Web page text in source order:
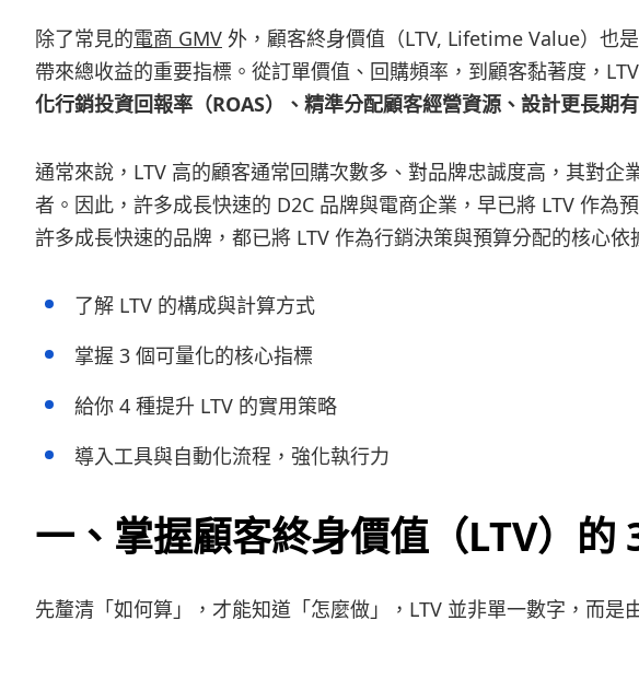
除了常見的電商 GMV 外，顧客終身價值（LTV, Lifetime Value）也
帶來總收益的重要指標。從訂單價值、回購頻率，到顧客黏著度，
化行銷投資回報率（ROAS）、精準分配顧客經營資源、設計更長期
通常來說，LTV 高的顧客通常回購次數多、對品牌忠誠度高，其對企
者。因此，許多成長快速的 D2C 品牌與電商企業，早已將 LTV 作為
許多成長快速的品牌，都已將 LTV 作為行銷決策與預算分配的核心依
了解 LTV 的構成與計算方式
掌握 3 個可量化的核心指標
給你 4 種提升 LTV 的實用策略
導入工具與自動化流程，強化執行力
一、掌握顧客終身價值（LTV）的
先釐清「如何算」，才能知道「怎麼做」，LTV 並非單一數字，而是